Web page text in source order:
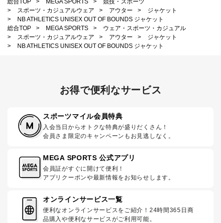
>
スポーツ・カジュアルウェア > アウター >
ジャケット
>
NB ATHLETICS UNISEX OUT OF BOUNDS ジャケット
総合TOP
> MEGA SPORTS >
ウェア・スポーツ・カジュアル
>
スポーツ・カジュアルウェア > アウター >
ジャケット
>
NB ATHLETICS UNISEX OUT OF BOUNDS ジャケット
お得で便利なサービス
スポーツマイル会員特典
入会当日からオトクな特典が盛りだくさん！
会員さま限定のキャンペーンもお見逃しなく。
MEGA SPORTS 公式アプリ
会員証がすぐに開けて便利！
アプリクーポンや最新情報をお知らせします。
オンラインサービス一覧
便利なオンラインサービスをご紹介！24時間365日商
品購入や便利なサービスがご利用可能。